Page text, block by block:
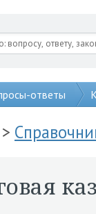
ответы
>